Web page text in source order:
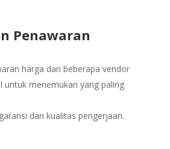
Penawaran
harga dari beberapa vendor
untuk menemukan yang paling
dan kualitas pengerjaan.